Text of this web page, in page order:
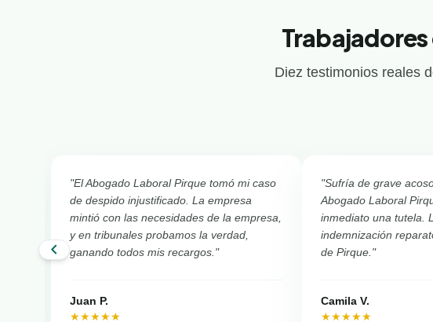
Diez testimonios reales
chevron_left
"El Abogado Laboral Pirque tomó mi caso
de despido injustificado. La empresa
mintió con las necesidades de la empresa,
y en tribunales probamos la verdad,
ganando todos mis recargos."
Juan P.
★★★★★
"Sufría de grave
Abogado Laboral
inmediato una tutela.
indemnización
de Pirque."
Camila V.
★★★★★